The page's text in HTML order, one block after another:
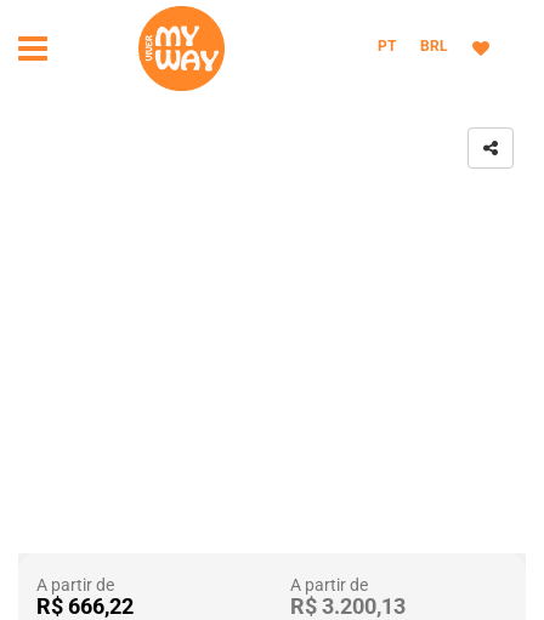
PT BRL
A partir de
R$ 666,22
A partir de
R$ 3.200,13